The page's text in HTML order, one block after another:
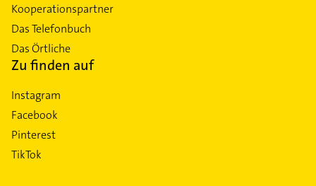
Kooperationspartner
Das Telefonbuch
Das Örtliche
Zu finden auf
Instagram
Facebook
Pinterest
TikTok